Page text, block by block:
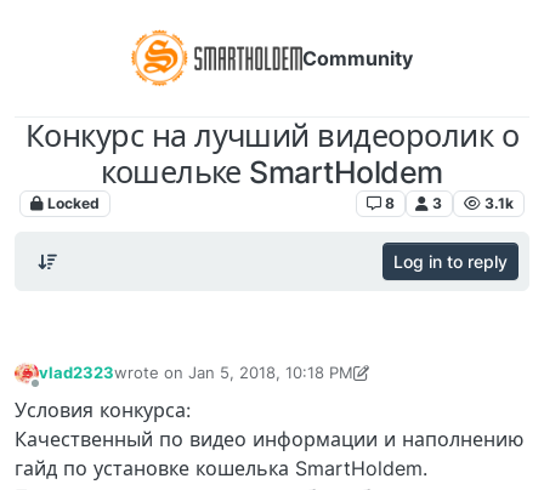
Community
Конкурс на лучший видеоролик о
кошельке SmartHoldem
Locked 8 3 3.1k
Log in to reply
vlad2323wrote on Jan 5, 2018, 10:18 PM
last edited by vlad2323Jan 5, 2018, 10:29 PM
Условия конкурса:
Качественный по видео информации и наполнению
гайд по установке кошелька SmartHoldem.